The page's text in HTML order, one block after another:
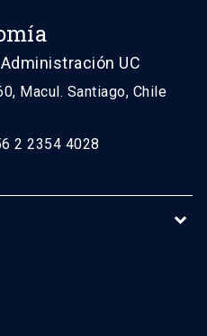
UC
Macul. Santiago, Chile
2 2354 4028